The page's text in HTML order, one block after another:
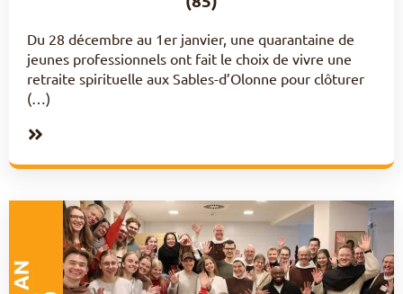
Du 28 décembre au 1er janvier, une quarantaine de
jeunes professionnels ont fait le choix de vivre une
retraite spirituelle aux Sables-d’Olonne pour clôturer
(…)